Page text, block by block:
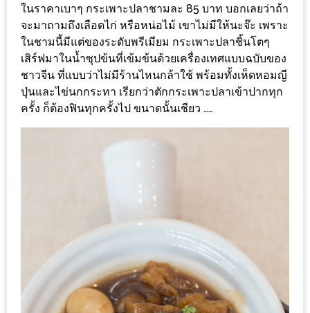
เอ่ย
อร่อย
ที่สุด?
งาน
แฟร์
มา
สินค้า
เรื่อง
ในราคาเบาๆ กระเพาะปลาชามละ 85 บาท บอกเลยว่าถ้า
จะมาถามถึงเลือดไก่ หรือหน่อไม้ เขาไม่มีให้นะจ๊ะ เพราะ
ในชามนี้มีแต่ของระดับพรีเมียม กระเพาะปลาชิ้นโตๆ
เสิร์ฟมาในน้ำซุปข้นที่เข้มข้นด้วยเครื่องเทศแบบฉบับของ
ชาวจีน ที่แบบว่าไม่มีร้านไหนกล้าใช้ พร้อมทั้งเห็ดหอมญี
ปุ่นและไข่นกกระทา เรียกว่าตักกระเพาะปลาเข้าปากทุก
ครั้ง ก็ต้องฟินทุกครั้งไป ขนาดนั้นเชียว ……